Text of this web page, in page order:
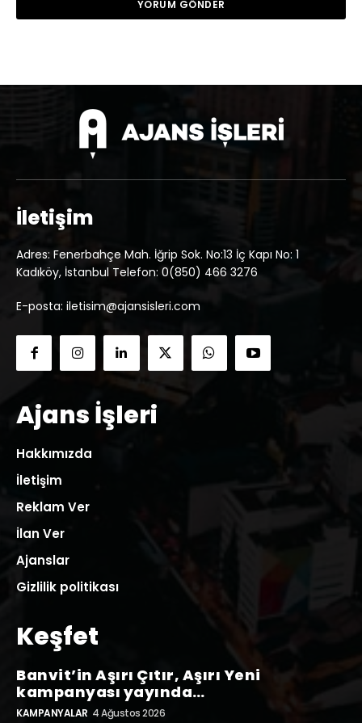
İletişim
Adres: Fenerbahçe Mah. İğrip Sok. No:13 İç Kapı No: 1
Kadıköy, İstanbul Telefon: 0(850) 466 3276
E-posta: iletisim@ajansisleri.com
Ajans İşleri
Hakkımızda
İletişim
Reklam Ver
İlan Ver
Ajanslar
Gizlilik politikası
Keşfet
Banvit’in Aşırı Çıtır, Aşırı Yeni
kampanyası yayında…
KAMPANYALAR 4 Ağustos 2026